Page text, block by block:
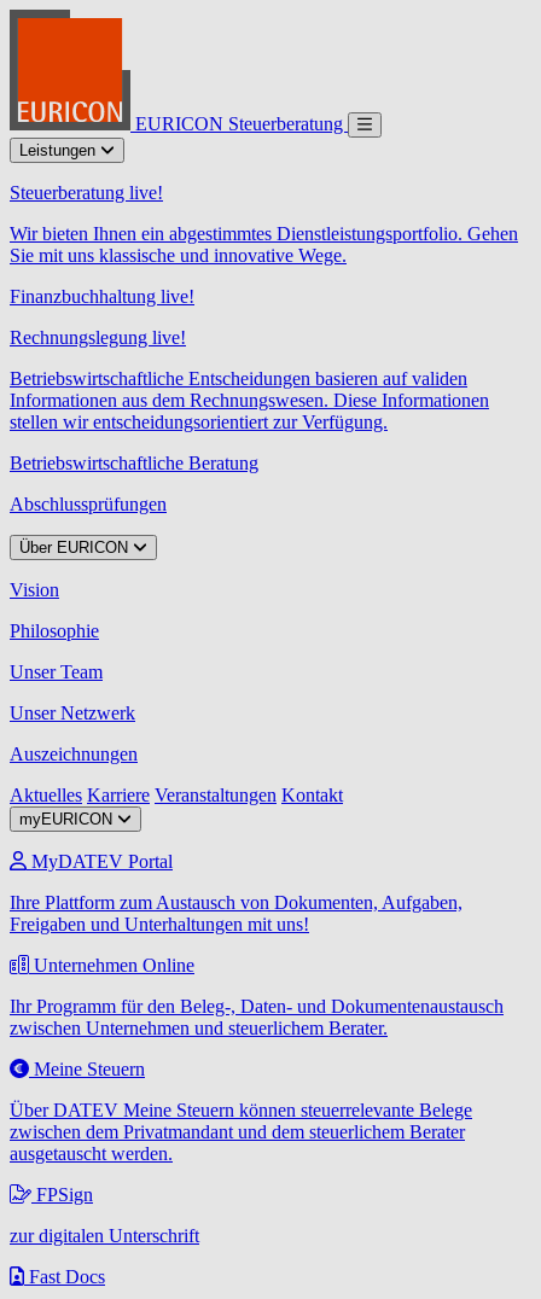
EURICON Steuerberatung
Leistungen
Steuerberatung live!
Wir bieten Ihnen ein abgestimmtes Dienstleistungsportfolio. Gehen
Sie mit uns klassische und innovative Wege.
Finanzbuchhaltung live!
Rechnungslegung live!
Betriebswirtschaftliche Entscheidungen basieren auf validen
Informationen aus dem Rechnungswesen. Diese Informationen
stellen wir entscheidungsorientiert zur Verfügung.
Betriebswirtschaftliche Beratung
Abschlussprüfungen
Über EURICON
Vision
Philosophie
Unser Team
Unser Netzwerk
Auszeichnungen
Aktuelles Karriere Veranstaltungen Kontakt
myEURICON
MyDATEV Portal
Ihre Plattform zum Austausch von Dokumenten, Aufgaben,
Freigaben und Unterhaltungen mit uns!
Unternehmen Online
Ihr Programm für den Beleg-, Daten- und Dokumentenaustausch
zwischen Unternehmen und steuerlichem Berater.
Meine Steuern
Über DATEV Meine Steuern können steuerrelevante Belege
zwischen dem Privatmandant und dem steuerlichem Berater
ausgetauscht werden.
FPSign
zur digitalen Unterschrift
Fast Docs